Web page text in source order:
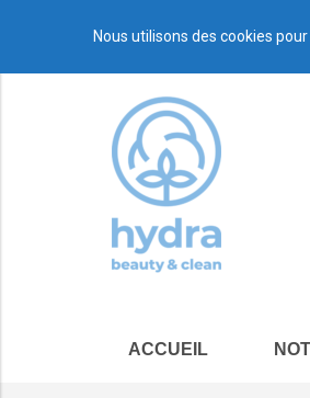
ACCUEIL
Nous utilisons des cookies